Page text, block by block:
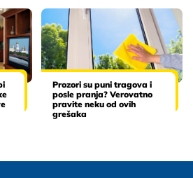
Prozori su puni tragova i
posle pranja? Verovatno
pravite neku od ovih
grešaka